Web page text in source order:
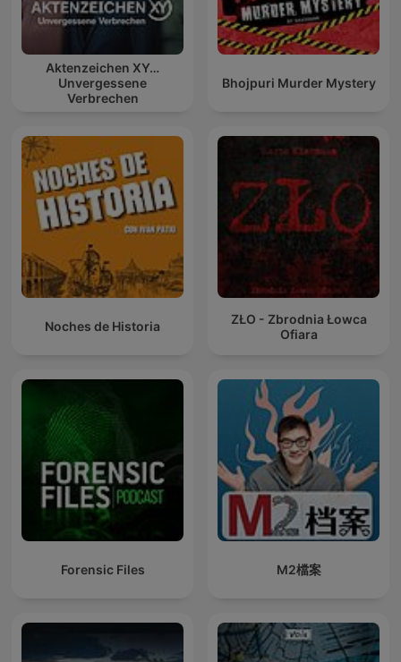
Aktenzeichen XY…
Unvergessene
Verbrechen
Bhojpuri Murder Mystery
Noches de Historia
ZŁO - Zbrodnia Łowca
Ofiara
Forensic Files M2檔案